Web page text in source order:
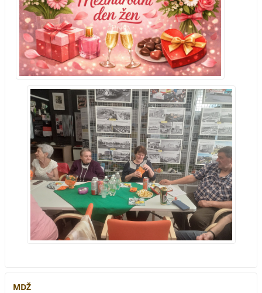
MDŽ